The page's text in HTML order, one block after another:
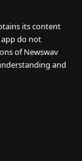
its content
do not
of Newswav
and